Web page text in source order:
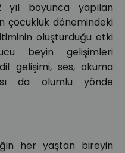
yıl boyunca yapılan
çocukluk dönemindeki
oluşturduğu etki
beyin gelişimleri
gelişimi, ses, okuma
da olumlu yönde
her yaştan bireyin